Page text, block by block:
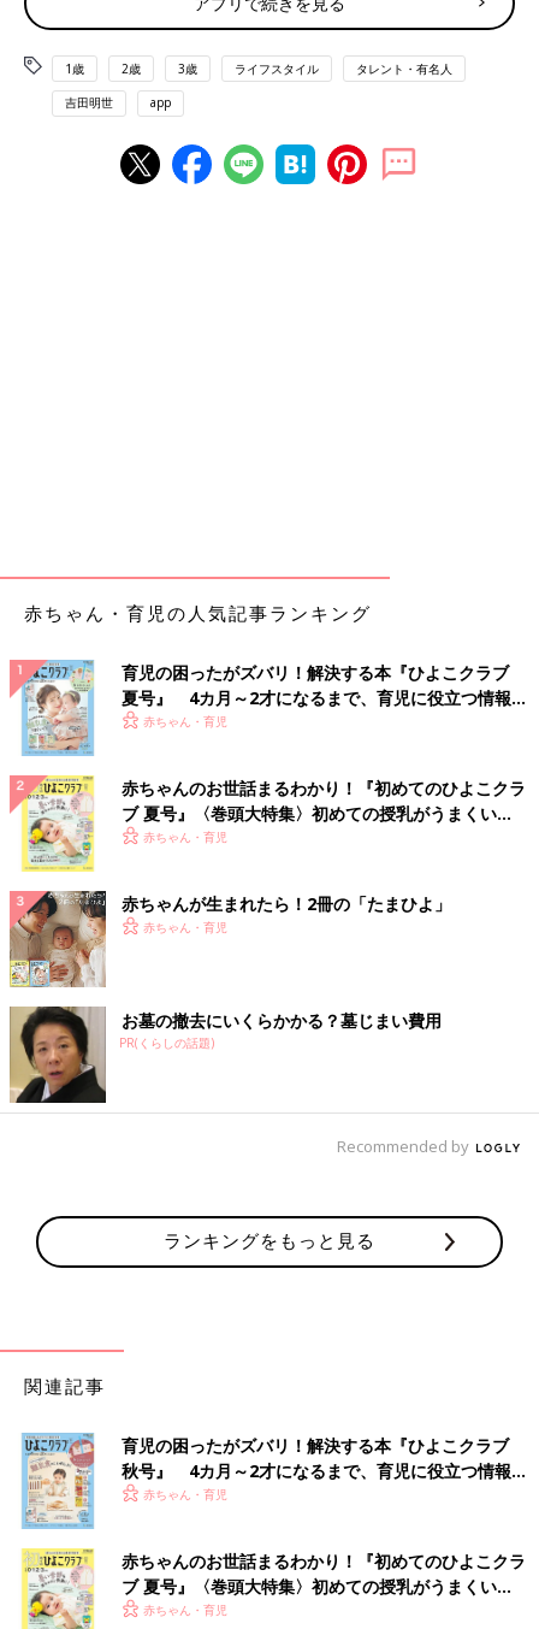
ず嫌い。日中のおむつに関しては、 保育園 のお友だちに刺激され
たこともあり、割と早いタイミングで卒業し、粗相をしたことも
ほとんどありませんでした。
一方で、私がここ数年頭を悩ませていたのが、夜間のおむつをい
このコラムでは何度もお伝えしていますが、私は平日、早朝ラジ
オの仕事により、朝4時半には家を出るため、子どもたちの起床
ば、きっといつか「もう夜もおむつ履かない」と自ら言ってくる
日が来るだろうと思っていたのですが、友だちがパンツで寝てい
抵抗感もなく、毎朝起きるとしっかりおむつを湿らせる娘。年中
さんになり、5歳の誕生日を迎えたあたりから、だんだんと私の
方が気になり始めてしまったのです。他のお友だちのお母さんに
話を聞くと、もうパンツで寝ている子ばかりで、「いつかどうに
した。
私が朝いないせいで、5歳を過ぎても娘のおむつが外れないので
はないか？そんな責任を感じ、一念発起して始めた夜の
レーニング
。
数日間お漏らしすることは覚悟した上で、シーツが濡れにくくな
ると言うズボンを履かせてみたり、マットには漏れないというシ
ーツを購入したりと試行錯誤するものの、おむつ卒業どころか、
お漏らしをしたことすら気づかず寝続ける娘。(しかも、なぜか
マットの溝に寝るので、シーツだけでなくマットもびしょびしょ
に)
最初はそのうち、と思って取り組んでいたはずなのに、毎晩夜中
にシーツを洗う毎日に、「夜尿症などの可能性も考えて、一度病
院で診てもらうべきなのではないか…？」と考えるようになりま
きっと、その不安は、娘に伝わっていたのだと思います。お漏ら
しをした後、「今日もお漏らししちゃった…。」とこぼしながら
みるみる表情が曇っていき、娘にとってもストレスとなっている
そんな中、同学年の子を持つ小学校からの親友に久々に会ったと
きのこと。おむつのことを相談してみると、意外な返事が返って
きたのです。
「どうして、そんなに急いでおむつを取る必要があるの？おむつ
を取るタイミングは、その子それぞれだから、ウチは全然気にし
ていないし、小学校に入ってからでもいいと思っているよ！」
本当に、その通りでした。周りと比べ、おむつを取ることを勝手
にゴールにして、娘の意思とタイミングを全く考えられていなか
ったことに気づかされました。
そこからは、娘に無理におむつを卒業させようとしてしまったこ
1歳 2歳 3歳 ライフスタイル タレント・有名人
吉田明世 app
赤ちゃん・育児の人気記事ランキング
育児の困ったがズバリ！解決する本『ひよこクラブ
夏号』 4カ月～2才になるまで、育児に役立つ情報が
いっぱい！
赤ちゃん・育児
赤ちゃんのお世話まるわかり！『初めてのひよこクラ
ブ 夏号』〈巻頭大特集〉初めての授乳がうまくい
く！ おっぱい・ミルクの基本と夏のトラブル 解決テ
赤ちゃん・育児
赤ちゃんが生まれたら！2冊の「たまひよ」
赤ちゃん・育児
お墓の撤去にいくらかかる？墓じまい費用
PR(くらしの話題)
Recommended by
ランキングをもっと見る
関連記事
育児の困ったがズバリ！解決する本『ひよこクラブ
秋号』 4カ月～2才になるまで、育児に役立つ情報が
いっぱい！
赤ちゃん・育児
赤ちゃんのお世話まるわかり！『初めてのひよこクラ
ブ 夏号』〈巻頭大特集〉初めての授乳がうまくい
く！ おっぱい・ミルクの基本と夏のトラブル 解決テ
赤ちゃん・育児